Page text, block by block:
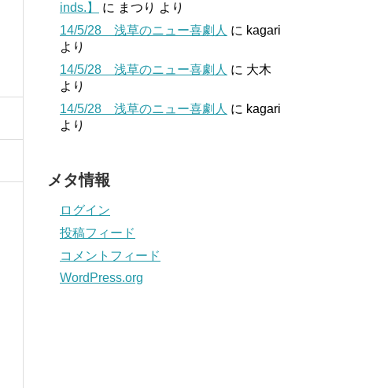
inds.】
に まつり より
14/5/28 浅草のニュー喜劇人 に kagari
より
14/5/28 浅草のニュー喜劇人 に 大木
より
14/5/28 浅草のニュー喜劇人 に kagari
より
メタ情報
ログイン
投稿フィード
コメントフィード
WordPress.org